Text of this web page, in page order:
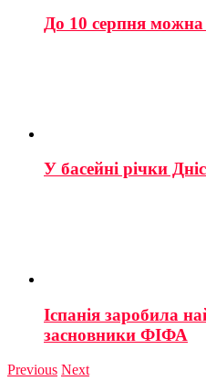
До 10 серпня
У басейні річки
Іспанія заробила
засновники ФІФА
Previous Next